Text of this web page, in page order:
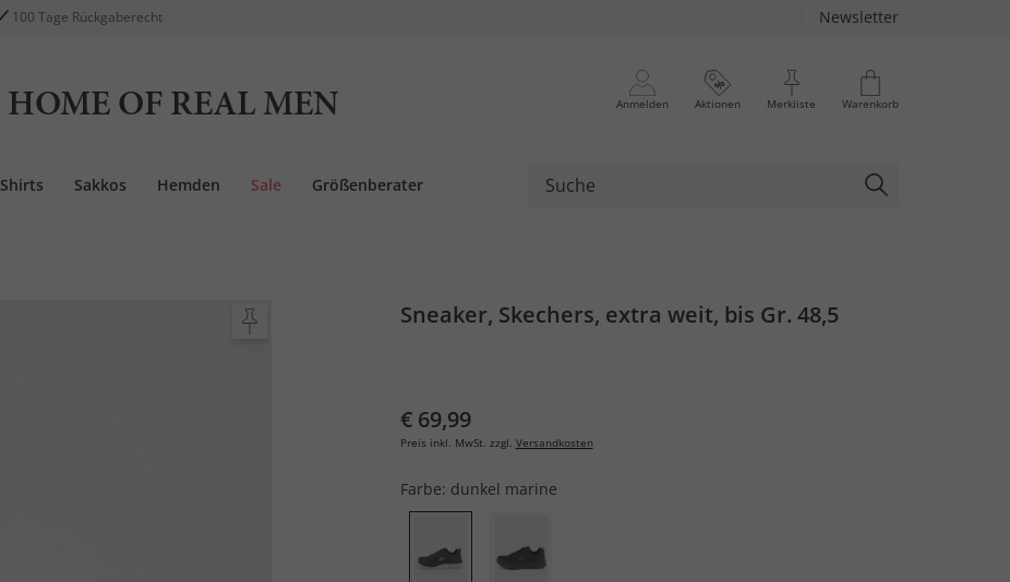
100 Tage Rückgaberecht Newsletter
HOME OF REAL MEN Anmelden Aktionen Merkliste Warenkorb
Shirts Sakkos Hemden Sale Größenberater
Sneaker, Skechers, extra weit, bis Gr. 48,5
€ 69,99
Preis inkl. MwSt. zzgl. Versandkosten
Farbe: dunkel marine